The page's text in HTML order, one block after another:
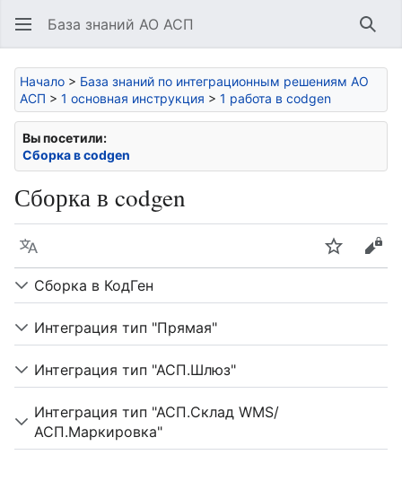
База знаний АО АСП
Начало > База знаний по интеграционным решениям АО
АСП > 1 основная инструкция > 1 работа в codgen
Вы посетили:
Сборка в codgen
Сборка в codgen
Язык Следить
Сборка в КодГен
Интеграция тип "Прямая"
Интеграция тип "АСП.Шлюз"
Интеграция тип "АСП.Склад WMS/
АСП.Маркировка"